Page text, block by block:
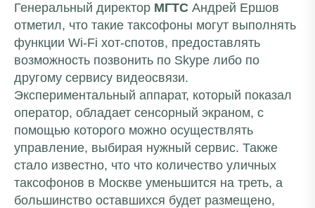
Генеральный директор МГТС Андрей Ершов
отметил, что такие таксофоны могут выполнять
функции Wi-Fi хот-спотов, предоставлять
возможность позвонить по Skype либо по
другому сервису видеосвязи.
Экспериментальный аппарат, который показал
оператор, обладает сенсорный экраном, с
помощью которого можно осуществлять
управление, выбирая нужный сервис. Также
стало известно, что что количество уличных
таксофонов в Москве уменьшится на треть, а
большинство оставшихся будет размещено,